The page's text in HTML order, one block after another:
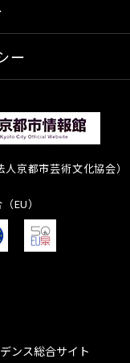
ー
京都市芸術文化協会）
EU）
ンス総合サイト